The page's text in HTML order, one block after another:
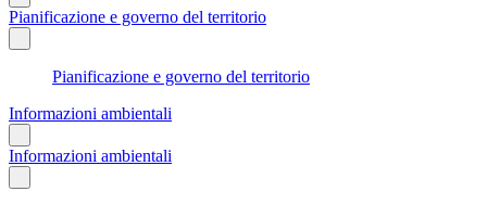
Pianificazione e governo del territorio
Pianificazione e governo del territorio
Informazioni ambientali
Informazioni ambientali